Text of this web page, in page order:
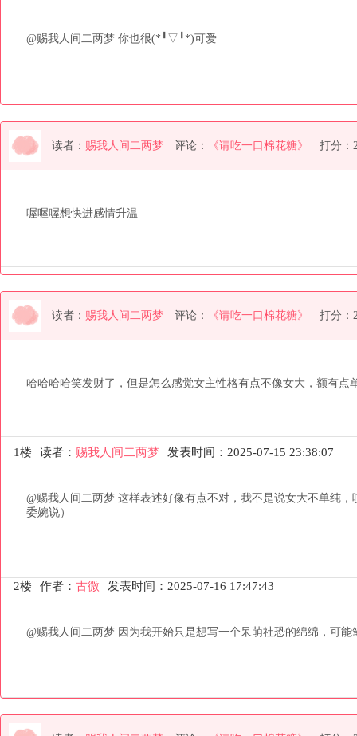
@赐我人间二两梦 你也很(*╹▽╹*)可爱
读者： 赐我人间二两梦 评论： 《请吃一口棉花糖》 打分：
喔喔喔想快进感情升温
读者： 赐我人间二两梦 评论： 《请吃一口棉花糖》 打分：
哈哈哈哈笑发财了，但是怎么感觉女主性格有点不像女大，额有点
1楼 读者： 赐我人间二两梦 发表时间：2025-07-15 23:38:07
@赐我人间二两梦 这样表述好像有点不对，我不是说女大不单纯
委婉说）
2楼 作者： 古微 发表时间：2025-07-16 17:47:43
@赐我人间二两梦 因为我开始只是想写一个呆萌社恐的绵绵，